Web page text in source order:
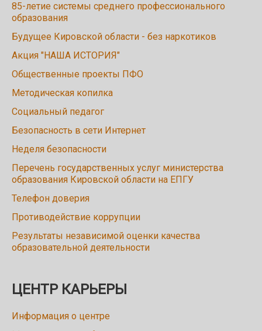
85-летие системы среднего профессионального
образования
Будущее Кировской области - без наркотиков
Акция "НАША ИСТОРИЯ"
Общественные проекты ПФО
Методическая копилка
Социальный педагог
Безопасность в сети Интернет
Неделя безопасности
Перечень государственных услуг министерства
образования Кировской области на ЕПГУ
Телефон доверия
Противодействие коррупции
Результаты независимой оценки качества
образовательной деятельности
ЦЕНТР КАРЬЕРЫ
Информация о центре